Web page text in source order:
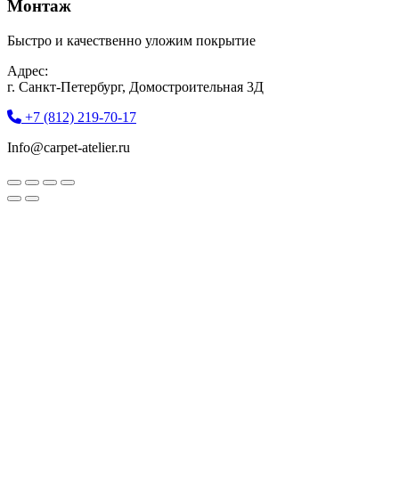
Монтаж
Быстро и качественно уложим покрытие
Адрес:
г. Санкт-Петербург, Домостроительная 3Д
+7 (812) 219-70-17
Info@carpet-atelier.ru